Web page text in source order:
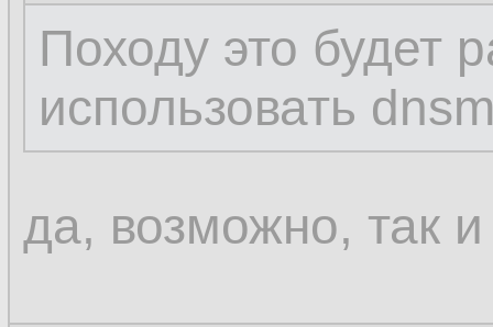
Походу это будет
использовать
да, возможно, так и